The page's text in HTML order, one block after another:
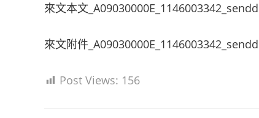
來文本文
來文附件
Post Views: 156